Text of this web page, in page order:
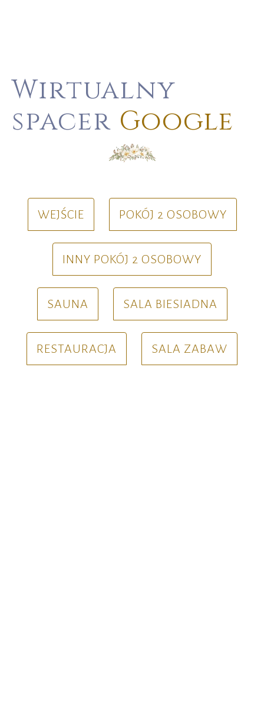
Wirtualny
spacer Google
WEJŚCIE POKÓJ 2 OSOBOWY
INNY POKÓJ 2 OSOBOWY
SAUNA SALA BIESIADNA
RESTAURACJA SALA ZABAW